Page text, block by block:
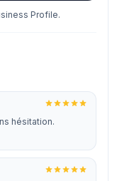
Profile.
hésitation.